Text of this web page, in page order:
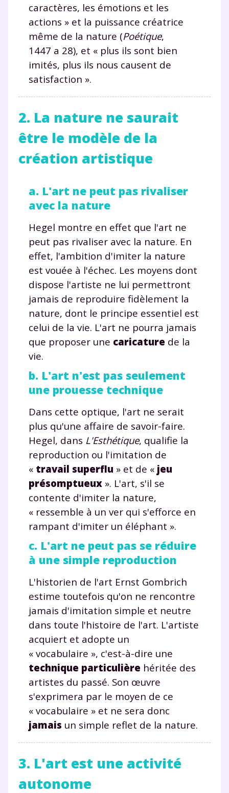
caractères, les émotions et les
actions » et la puissance créatrice
même de la nature (Poétique,
1447 a 28), et « plus ils sont bien
imités, plus ils nous causent de
satisfaction ».
2. La nature ne saurait
être le modèle de la
création artistique
a. L'art ne peut pas rivaliser
avec la nature
Hegel montre en effet que l'art ne
peut pas rivaliser avec la nature. En
effet, l'ambition d'imiter la nature
est vouée à l'échec. Les moyens dont
dispose l'artiste ne lui permettront
jamais de reproduire fidèlement la
nature, dont le principe essentiel est
celui de la vie. L'art ne pourra jamais
que proposer une caricature de la
vie.
b. L'art n'est pas seulement
une prouesse technique
Dans cette optique, l'art ne serait
plus qu'une affaire de savoir-faire.
Hegel, dans L'Esthétique, qualifie la
reproduction ou l'imitation de
« travail superflu » et de « jeu
présomptueux ». L'art, s'il se
contente d'imiter la nature,
« ressemble à un ver qui s'efforce en
rampant d'imiter un éléphant ».
c. L'art ne peut pas se réduire
à une simple reproduction
L'historien de l'art Ernst Gombrich
estime toutefois qu'on ne rencontre
jamais d'imitation simple et neutre
dans toute l'histoire de l'art. L'artiste
acquiert et adopte un
« vocabulaire », c'est-à-dire une
technique particulière héritée des
artistes du passé. Son œuvre
s'exprimera par le moyen de ce
« vocabulaire » et ne sera donc
jamais un simple reflet de la nature.
3. L'art est une activité
autonome
Envie de progresser
et de réussir votre